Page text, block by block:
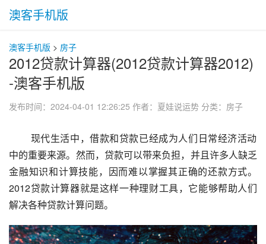
澳客手机版
澳客手机版 > 房子
2012贷款计算器(2012贷款计算器2012)
-澳客手机版
发布时间：2024-04-01 12:26:25 作者：夏娃说运势 分类： 房子
中的重要来源。然而，贷款可以带来负担，并且许多人缺乏
金融知识和计算技能，因而难以掌握其正确的还款方式。
2012贷款计算器就是这样一种理财工具，它能够帮助人们
解决各种贷款计算问题。